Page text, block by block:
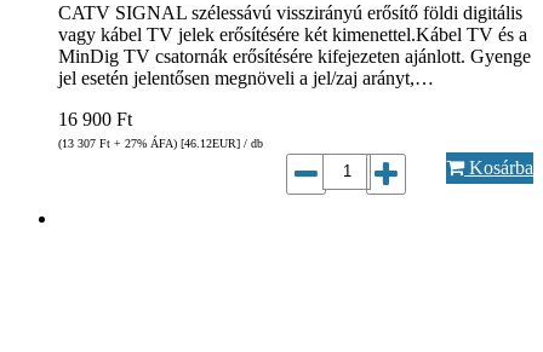
CATV SIGNAL szélessávú visszirányú erősítő földi digitális
vagy kábel TV jelek erősítésére két kimenettel.Kábel TV és a
MinDig TV csatornák erősítésére kifejezeten ajánlott. Gyenge
jel esetén jelentősen megnöveli a jel/zaj arányt,…
16 900 Ft
(13 307 Ft + 27% ÁFA) [46.12EUR] / db
Kosárba